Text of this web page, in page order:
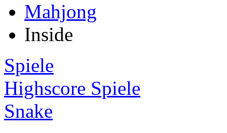
Mahjong
Inside
Spiele
Highscore Spiele
Snake